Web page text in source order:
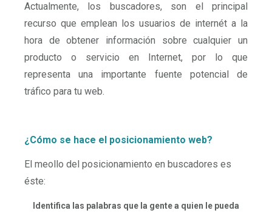
Actualmente, los buscadores, son el principal
recurso que emplean los usuarios de internét a la
hora de obtener información sobre cualquier un
producto o servicio en Internet, por lo que
representa una importante fuente potencial de
tráfico para tu web.
¿Cómo se hace el posicionamiento web?
El meollo del posicionamiento en buscadores es
éste:
Identifica las palabras que la gente a quien le pueda